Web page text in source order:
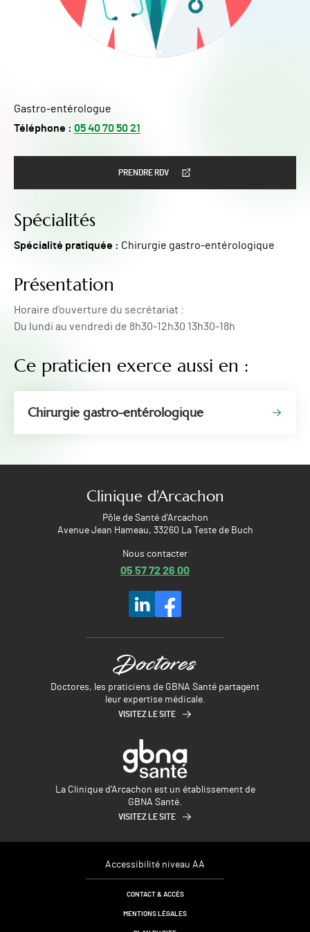
Gastro-entérologue
Téléphone : 05 40 70 50 21
PRENDRE RDV
Spécialités
Spécialité pratiquée : Chirurgie gastro-entérologique
Présentation
Horaire d'ouverture du secrétariat :
Du lundi au vendredi de 8h30-12h30 13h30-18h
Ce praticien exerce aussi en :
Chirurgie gastro-entérologique
Clinique d'Arcachon
Pôle de Santé d'Arcachon
Avenue Jean Hameau, 33260 La Teste de Buch
Nous contacter
05 57 72 26 00
Doctores, les praticiens de GBNA Santé partagent
leur expertise médicale.
VISITEZ LE SITE
La Clinique d'Arcachon est un établissement de
GBNA Santé.
VISITEZ LE SITE
Accessibilité niveau AA
CONTACT & ACCÈS
MENTIONS LÉGALES